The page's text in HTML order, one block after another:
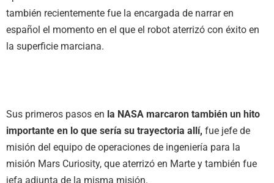
también recientemente fue la encargada de narrar en
español el momento en el que el robot aterrizó con éxito en
la superficie marciana.
Sus primeros pasos en la NASA marcaron también un hito
importante en lo que sería su trayectoria allí, fue jefe de
misión del equipo de operaciones de ingeniería para la
misión Mars Curiosity, que aterrizó en Marte y también fue
jefa adjunta de la misma misión.